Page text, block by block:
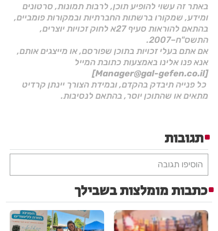
באתר זה עשוי להופיע תוכן, לרבות תמונות, סרטונים
ומידע, שמקורו ברשתות החברתיות ובמקורות פומביים,
בהתאם להוראות סעיף 27א לחוק זכויות יוצרים,
התשס"ח–2007.
אם אתם בעלי זכויות בתוכן שפורסם, או מייצגים אותם,
אנא פנו אלינו באמצעות כתובת המייל
[Manager@gal-gefen.co.il]
כל פנייה תיבדק בהקדם, ובמידת הצורך יינתן קרדיט
מתאים או שהתוכן יוסר, בהתאם לנסיבות.
תגובות
הוסיפו תגובה
כתבות מומלצות בשבילך